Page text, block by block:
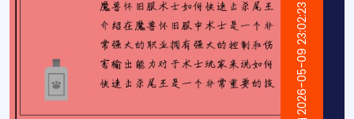
2026-05-09 23:02:23